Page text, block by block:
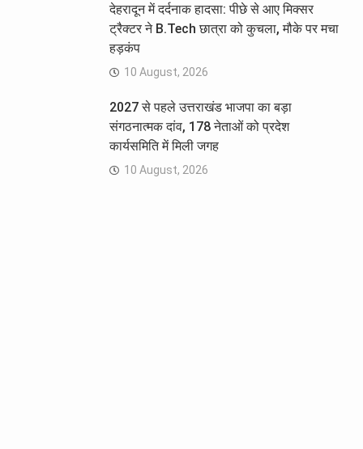
देहरादून में दर्दनाक हादसा: पीछे से आए मिक्सर
ट्रैक्टर ने B.Tech छात्रा को कुचला, मौके पर मचा
हड़कंप
10 August, 2026
2027 से पहले उत्तराखंड भाजपा का बड़ा
संगठनात्मक दांव, 178 नेताओं को प्रदेश
कार्यसमिति में मिली जगह
10 August, 2026